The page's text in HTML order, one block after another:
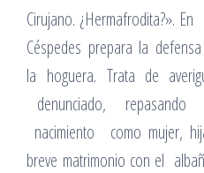
Cirujano. ¿Hermafrodita?».
Céspedes prepara la
la hoguera. Trata de
denunciado,
nacimiento como mujer,
breve matrimonio con el